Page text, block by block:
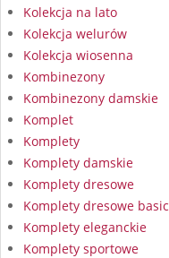
Kolekcja na lato
Kolekcja welurów
Kolekcja wiosenna
Kombinezony
Kombinezony damskie
Komplet
Komplety
Komplety damskie
Komplety dresowe
Komplety dresowe basic
Komplety eleganckie
Komplety sportowe